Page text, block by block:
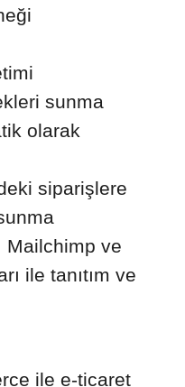
sunma
olarak
siparişlere
Mailchimp ve
ile tanıtım ve
ile e-ticaret